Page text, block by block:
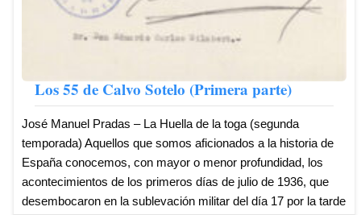
Los 55 de Calvo Sotelo (Primera parte)
José Manuel Pradas – La Huella de la toga (segunda
temporada) Aquellos que somos aficionados a la historia de
España conocemos, con mayor o menor profundidad, los
acontecimientos de los primeros días de julio de 1936, que
desembocaron en la sublevación militar del día 17 por la tarde